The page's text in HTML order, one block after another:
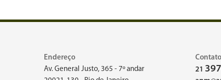
Endereço
Av. General Justo, 365 - 7º andar
Contato
21